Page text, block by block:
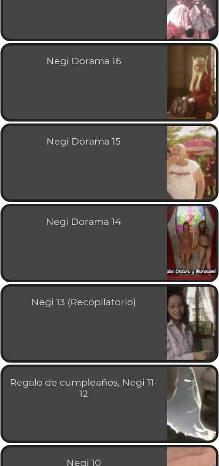
Negi Dorama 16
Negi Dorama 15
Negi Dorama 14
Negi 13 (Recopilatorio)
Regalo de cumpleaños, Negi 11-
12
Negi 10